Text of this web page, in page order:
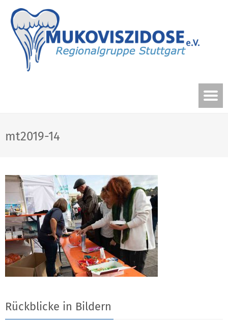
mt2019-14
Rückblicke in Bildern